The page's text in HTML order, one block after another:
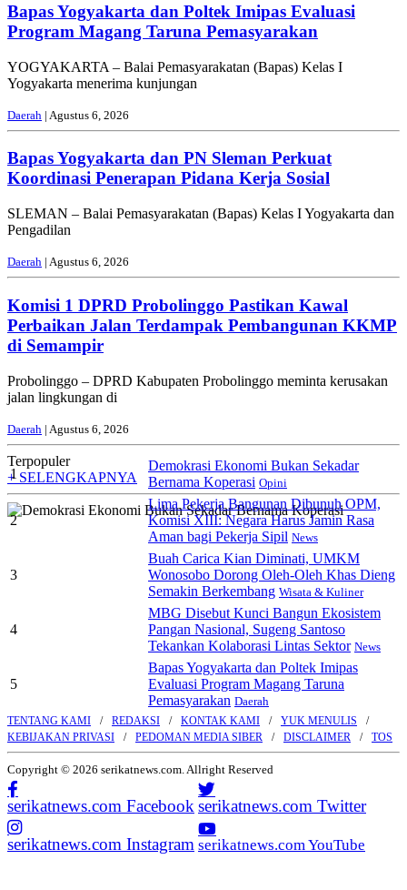
Bapas Yogyakarta dan Poltek Imipas Evaluasi
Program Magang Taruna Pemasyarakan
YOGYAKARTA – Balai Pemasyarakatan (Bapas) Kelas I
Yogyakarta menerima kunjungan
Daerah | Agustus 6, 2026
Bapas Yogyakarta dan PN Sleman Perkuat
Koordinasi Penerapan Pidana Kerja Sosial
SLEMAN – Balai Pemasyarakatan (Bapas) Kelas I Yogyakarta dan
Pengadilan
Daerah | Agustus 6, 2026
Komisi 1 DPRD Probolinggo Pastikan Kawal
Perbaikan Jalan Terdampak Pembangunan KKMP
di Semampir
Probolinggo – DPRD Kabupaten Probolinggo meminta kerusakan
jalan lingkungan di
Daerah | Agustus 6, 2026
Terpopuler
+ SELENGKAPNYA
1
Demokrasi Ekonomi Bukan Sekadar
Bernama Koperasi Opini
2
Lima Pekerja Bangunan Dibunuh OPM,
Komisi XIII: Negara Harus Jamin Rasa
Aman bagi Pekerja Sipil News
3
Buah Carica Kian Diminati, UMKM
Wonosobo Dorong Oleh-Oleh Khas Dieng
Semakin Berkembang Wisata & Kuliner
4
MBG Disebut Kunci Bangun Ekosistem
Pangan Nasional, Sugeng Santoso
Tekankan Kolaborasi Lintas Sektor News
5
Bapas Yogyakarta dan Poltek Imipas
Evaluasi Program Magang Taruna
Pemasyarakan Daerah
TENTANG KAMI REDAKSI KONTAK KAMI
YUK MENULIS
KEBIJAKAN PRIVASI
PEDOMAN MEDIA SIBER DISCLAIMER TOS
Copyright © 2026 serikatnews.com. Allright Reserved
serikatnews.com Facebook serikatnews.com Twitter
serikatnews.com Instagram serikatnews.com YouTube